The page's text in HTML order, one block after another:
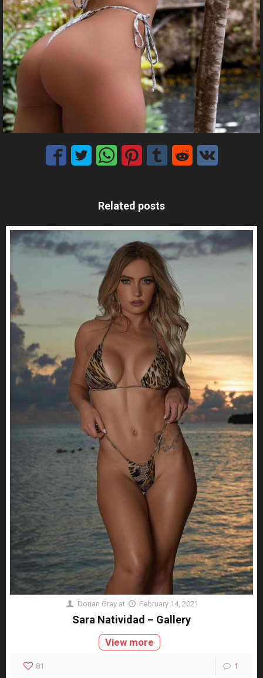
Related posts
Dorian Gray at February 14, 2021
Sara Natividad – Gallery
View more
81 1